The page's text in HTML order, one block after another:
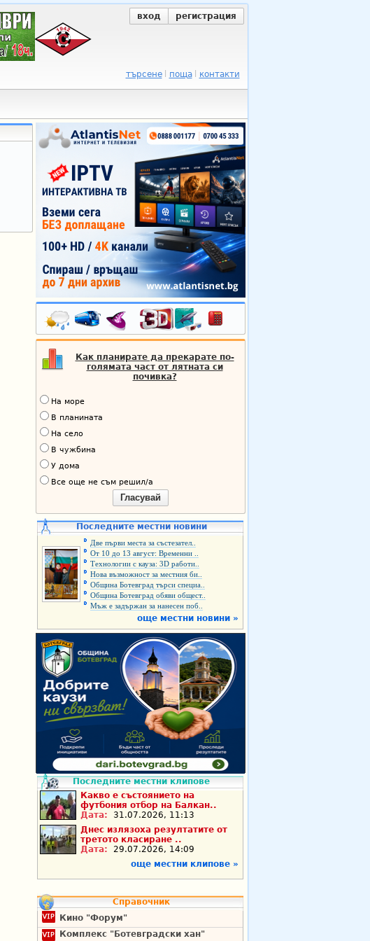
вход регистрация
търсене поща контакти
Как планирате да прекарате по-
голямата част от лятната си
почивка?
На море
В планината
На село
В чужбина
У дома
Все още не съм решил/а
Гласувай
Последните местни новини
Две първи места за състезател..
От 10 до 13 август: Временни ..
Технологии с кауза: 3D работи..
Нова възможност за местния би..
Община Ботевград търси специа..
Община Ботевград обяви общест..
Мъж е задържан за нанесен поб..
още местни новини »
Последните местни клипове
Какво е състоянието на
футбония отбор на Балкан..
Дата:
31.07.2026, 11:13
Днес излязоха резултатите от
третото класиране ..
Дата:
29.07.2026, 14:09
още местни клипове »
Справочник
Кино "Форум"
Комплекс "Ботевградски хан"